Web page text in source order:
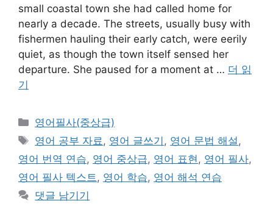
small coastal town she had called home for
nearly a decade. The streets, usually busy with
fishermen hauling their early catch, were eerily
quiet, as though the town itself sensed her
departure. She paused for a moment at … 더 읽
기
카
테
리
영어필사(중상급)
태
그
영어 공부 자료, 영어 글쓰기 , 영어 문법 해설 ,
영어 번역 연습, 영어 중상급, 영어 표현, 영어 필사,
영어 필사 텍스트, 영어 학습, 영어 해석 연습
댓글 남기기